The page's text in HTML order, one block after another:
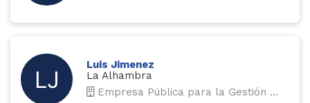
Luis Jimenez
La Alhambra
Empresa Pública para la Gestión del Turismo y del Deporte de Andalucía